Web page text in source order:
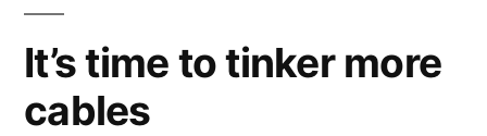
It’s time to tinker more
cables